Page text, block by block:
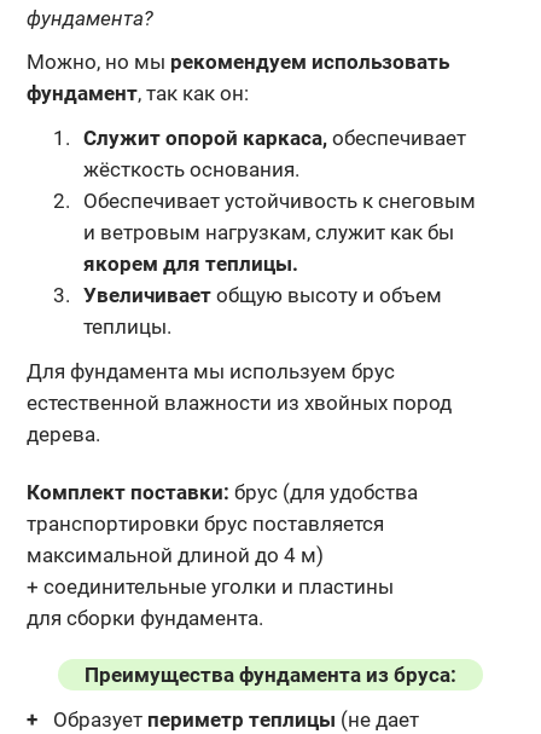
фундамента?
Можно, но мы рекомендуем использовать
фундамент, так как он:
Служит опорой каркаса,обеспечивает
жёсткость основания.
Обеспечивает устойчивость к снеговым
и ветровым нагрузкам, служит как бы
якорем для теплицы.
Увеличиваетобщую высоту и объем
теплицы.
Для фундамента мы используем брус
естественной влажности из хвойных пород
дерева.
Комплект поставки: брус (для удобства
транспортировки брус поставляется
максимальной длиной до 4 м)
+ соединительные уголки и пластины
для сборки фундамента.
Преимущества фундамента из бруса:
Образует периметр теплицы (не дает